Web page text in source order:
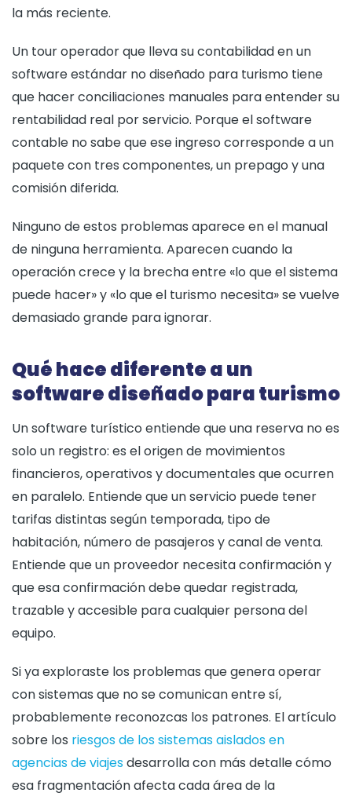
la más reciente.
Un tour operador que lleva su contabilidad en un
software estándar no diseñado para turismo tiene
que hacer conciliaciones manuales para entender su
rentabilidad real por servicio. Porque el software
contable no sabe que ese ingreso corresponde a un
paquete con tres componentes, un prepago y una
comisión diferida.
Ninguno de estos problemas aparece en el manual
de ninguna herramienta. Aparecen cuando la
operación crece y la brecha entre «lo que el sistema
puede hacer» y «lo que el turismo necesita» se vuelve
demasiado grande para ignorar.
Qué hace diferente a un
software diseñado para turismo
Un software turístico entiende que una reserva no es
solo un registro: es el origen de movimientos
financieros, operativos y documentales que ocurren
en paralelo. Entiende que un servicio puede tener
tarifas distintas según temporada, tipo de
habitación, número de pasajeros y canal de venta.
Entiende que un proveedor necesita confirmación y
que esa confirmación debe quedar registrada,
trazable y accesible para cualquier persona del
equipo.
Si ya exploraste los problemas que genera operar
con sistemas que no se comunican entre sí,
probablemente reconozcas los patrones. El artículo
sobre los riesgos de los sistemas aislados en
agencias de viajesdesarrolla con más detalle cómo
esa fragmentación afecta cada área de la